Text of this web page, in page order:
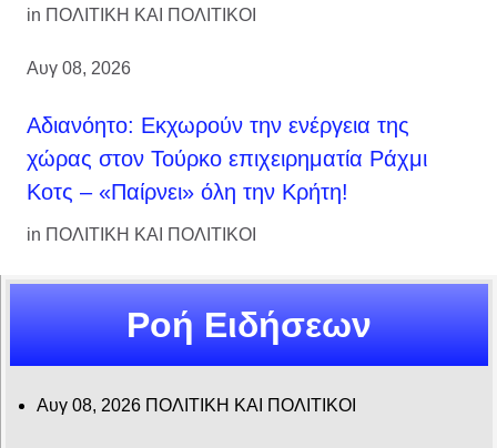
in ΠΟΛΙΤΙΚΗ ΚΑΙ ΠΟΛΙΤΙΚΟΙ
Αυγ 08, 2026
Αδιανόητο: Εκχωρούν την ενέργεια της
χώρας στον Τούρκο επιχειρηματία Ράχμι
Κοτς – «Παίρνει» όλη την Κρήτη!
in ΠΟΛΙΤΙΚΗ ΚΑΙ ΠΟΛΙΤΙΚΟΙ
Ροή Ειδήσεων
Αυγ 08, 2026 ΠΟΛΙΤΙΚΗ ΚΑΙ ΠΟΛΙΤΙΚΟΙ